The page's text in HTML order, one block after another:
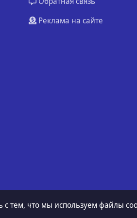
Реклама на сайте
с тем, что мы используем файлы